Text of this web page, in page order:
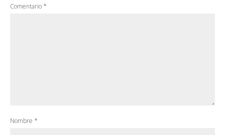
Comentario *
Nombre *